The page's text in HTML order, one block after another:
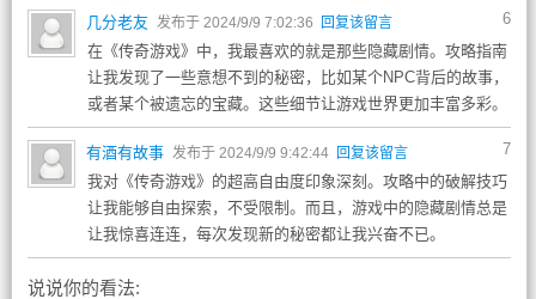
6
几分老友 发布于 2024/9/9 7:02:36 回复该留言
在《传奇游戏》中，我最喜欢的就是那些隐藏剧情。攻略指南
让我发现了一些意想不到的秘密，比如某个NPC背后的故事，
或者某个被遗忘的宝藏。这些细节让游戏世界更加丰富多彩。
7
有酒有故事 发布于 2024/9/9 9:42:44 回复该留言
我对《传奇游戏》的超高自由度印象深刻。攻略中的破解技巧
让我能够自由探索，不受限制。而且，游戏中的隐藏剧情总是
让我惊喜连连，每次发现新的秘密都让我兴奋不已。
说说你的看法: